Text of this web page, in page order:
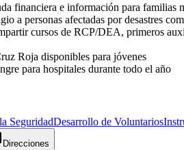
financiera e información para familias
a personas afectadas por desastres
cursos de RCP/DEA, primeros
Roja disponibles para jóvenes
para hospitales durante todo el año
SeguridadDesarrollo de Voluntarios
Direcciones